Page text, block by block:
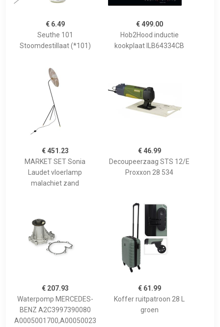
€ 6.49
Seuthe 101
Stoomdestillaat (*101)
€ 499.00
Hob2Hood inductie
kookplaat ILB64334CB
€ 451.23
MARKET SET Sonia
Laudet vloerlamp
malachiet zand
€ 46.99
Decoupeerzaag STS 12/E
Proxxon 28 534
€ 207.93
Waterpomp MERCEDES-
BENZ A2C3997390080
A0005001700,A00050023
€ 61.99
Koffer ruitpatroon 28 L
groen